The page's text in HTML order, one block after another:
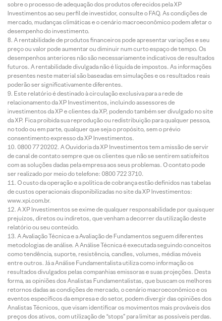
sobre o processo de adequação dos produtos oferecidos pela XP
Investimentos ao seu perfil de investidor, consulte o FAQ. As condições de
mercado, mudanças climáticas e o cenário macroeconômico podem afetar o
desempenho do investimento.
A rentabilidade de produtos financeiros pode apresentar variações e seu
preço ou valor pode aumentar ou diminuir num curto espaço de tempo. Os
desempenhos anteriores não são necessariamente indicativos de resultados
futuros. A rentabilidade divulgada não é líquida de impostos. As informações
presentes neste material são baseadas em simulações e os resultados reais
poderão ser significativamente diferentes.
Este relatório é destinado à circulação exclusiva para a rede de
relacionamento da XP Investimentos, incluindo assessores de
investimentos da XP e clientes da XP, podendo também ser divulgado no site
da XP. Fica proibida sua reprodução ou redistribuição para qualquer pessoa,
no todo ou em parte, qualquer que seja o propósito, sem o prévio
consentimento expresso da XP Investimentos.
0800 77 20202. A Ouvidoria da XP Investimentos tem a missão de servir
de canal de contato sempre que os clientes que não se sentirem satisfeitos
com as soluções dadas pela empresa aos seus problemas. O contato pode
ser realizado por meio do telefone: 0800 722 3710.
O custo da operação e a política de cobrança estão definidos nas tabelas
de custos operacionais disponibilizadas no site da XP Investimentos:
www.xpi.com.br.
A XP Investimentos se exime de qualquer responsabilidade por quaisquer
prejuízos, diretos ou indiretos, que venham a decorrer da utilização deste
relatório ou seu conteúdo.
A Avaliação Técnica e a Avaliação de Fundamentos seguem diferentes
metodologias de análise. A Análise Técnica é executada seguindo conceitos
como tendência, suporte, resistência, candles, volumes, médias móveis
entre outros. Já a Análise Fundamentalista utiliza como informação os
resultados divulgados pelas companhias emissoras e suas projeções. Desta
forma, as opiniões dos Analistas Fundamentalistas, que buscam os melhores
retornos dadas as condições de mercado, o cenário macroeconômico e os
eventos específicos da empresa e do setor, podem divergir das opiniões dos
Analistas Técnicos, que visam identificar os movimentos mais prováveis dos
preços dos ativos, com utilização de “stops” para limitar as possíveis perdas.